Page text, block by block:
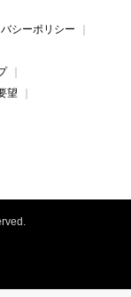
シーポリシー
望